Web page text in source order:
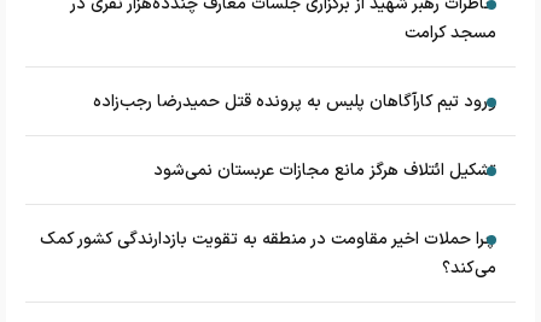
مسجد کرامت
ورود تیم کارآگاهان پلیس به پرونده قتل حمیدرضا رجب‌زاده
تشکیل ائتلاف هرگز مانع مجازات عربستان نمی‌شود
چرا حملات اخیر مقاومت در منطقه به تقویت بازدارندگی کشور کمک
می‌کند؟